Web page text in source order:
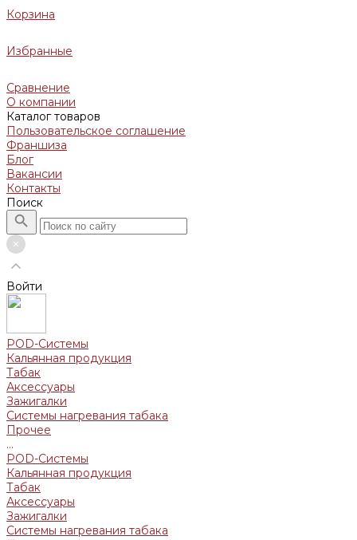
Корзина
Избранные
Сравнение
О компании
Каталог товаров
Пользовательское соглашение
Франшиза
Блог
Вакансии
Контакты
Поиск
Войти
POD-Системы
Кальянная продукция
Табак
Аксессуары
Зажигалки
Системы нагревания табака
Прочее
...
POD-Системы
Кальянная продукция
Табак
Аксессуары
Зажигалки
Системы нагревания табака